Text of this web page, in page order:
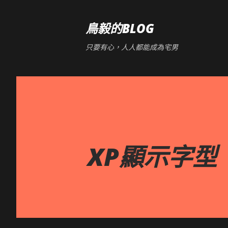
鳥毅的BLOG
只要有心，人人都能成為宅男
XP顯示字型